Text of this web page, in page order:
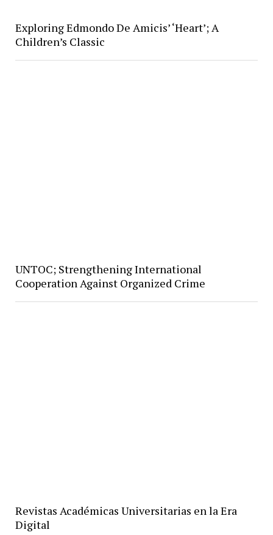
Exploring Edmondo De Amicis’ ‘Heart’; A
Children’s Classic
UNTOC; Strengthening International
Cooperation Against Organized Crime
Revistas Académicas Universitarias en la Era
Digital